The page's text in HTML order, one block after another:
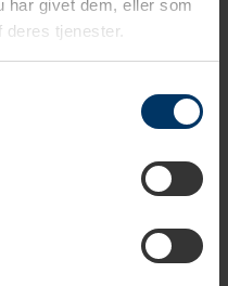
har givet dem, eller som
tjenester.
1-2 hverdage
Termoflaske 0,5 L Rose